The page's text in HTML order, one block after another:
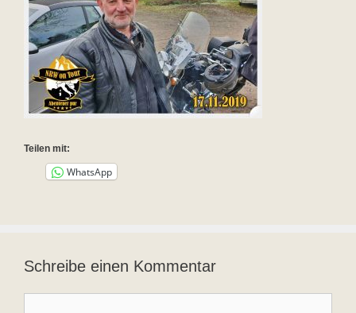
Teilen mit:
WhatsApp
Schreibe einen Kommentar